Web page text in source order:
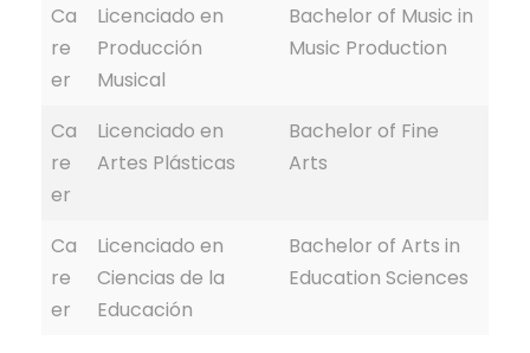
Ca
re
er
Licenciado en
Producción
Musical
Bachelor of Music in
Music Production
Ca
re
er
Licenciado en
Artes Plásticas
Bachelor of Fine
Arts
Ca
re
er
Licenciado en
Ciencias de la
Educación
Bachelor of Arts in
Education Sciences